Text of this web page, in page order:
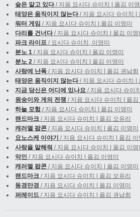
숲은 알고 있다/ 지음 요시다 슈이치 | 옮김 이영
태양은 움직이지 않는다/ 지음 요시다 슈이치 |
워터 게임 / 지음 요시다 슈이치 | 옮김 이영미
다리를 건너다/ 지음 요시다 슈이치 | 옮김 이영
파크 라이프 / 요시다 슈이치, 이영미
분노 1 / 지음 요시다 슈이치 | 옮김 이영미
분노 2 / 지음 요시다 슈이치 | 옮김 이영미
사랑에 난폭 / 지음 요시다 슈이치 | 옮김 권남희
태양은 움직이지 않는다/ 지음 요시다 슈이치 |
지금 당신은 어디에 있나요 / 지음 요시다 슈이
원숭이와 게의 전쟁 / 지음 요시다 슈이치 | 옮김
하늘 모험 / 지음 요시다 슈이치 | 옮김 이영미
랜드마크 / 지음 요시다 슈이치 | 옮김 오유리
캐러멜 팝콘 / 지음 요시다 슈이치 | 옮김 이영미
요노스케 이야기 / 지음 요시다 슈이치 | 옮김 이
사랑을 말해줘 / 지음 요시다 슈이치 | 옮김 이영
악인 / 지음 요시다 슈이치 | 옮김 이영미
캐러멜 팝콘 / 지음 요시다 슈이치 | 옮김 이영미
랜드마크 / 지음 요시다 슈이치 | 옮김 오유리
동경만경 / 지음 요시다 슈이치 | 옮김 이영미
퍼레이드 / 지음 요시다 슈이치 | 옮김 권남희